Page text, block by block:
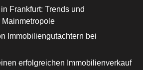
Frankfurt: Trends und
Immobiliengutachtern bei
erfolgreichen Immobilienverkauf